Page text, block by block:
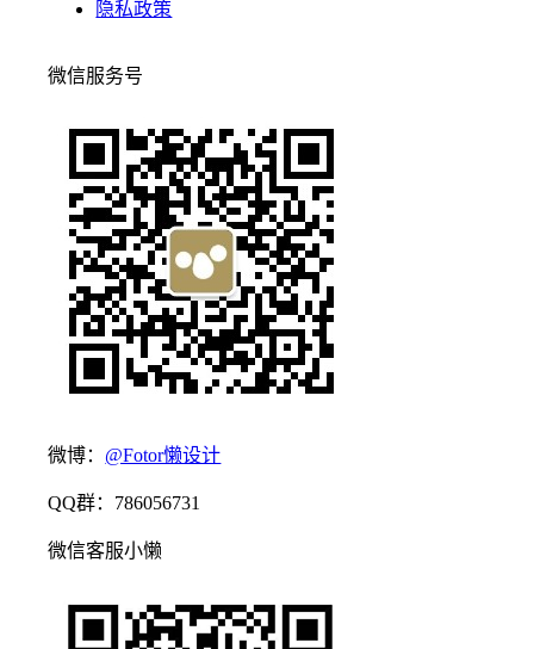
隐私政策
微信服务号
微博： @Fotor懒设计
QQ群：786056731
微信客服小懒